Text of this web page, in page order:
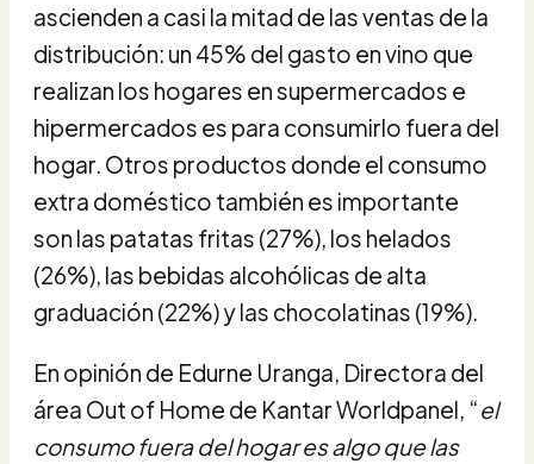
ascienden a casi la mitad de las ventas de la
distribución: un 45% del gasto en vino que
realizan los hogares en supermercados e
hipermercados es para consumirlo fuera del
hogar. Otros productos donde el consumo
extra doméstico también es importante
son las patatas fritas (27%), los helados
(26%), las bebidas alcohólicas de alta
graduación (22%) y las chocolatinas (19%).
En opinión de Edurne Uranga, Directora del
área Out of Home de Kantar Worldpanel, “el
consumo fuera del hogar es algo que las